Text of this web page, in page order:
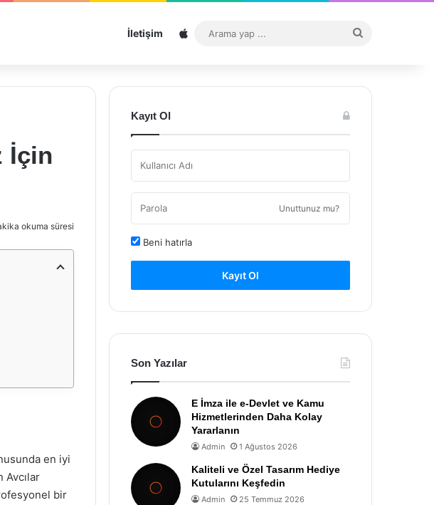
İletişim Sitemap
...
İçin
okuma süresi
en iyi
Avcılar
bir
Kayıt Ol
Unuttunuz mu?
Beni hatırla
Kayıt Ol
Son Yazılar
E İmza ile e-Devlet ve Kamu
Hizmetlerinden Daha Kolay
Yararlanın
Admin 1 Ağustos 2026
Kaliteli ve Özel Tasarım Hediye
Kutularını Keşfedin
Admin 25 Temmuz 2026